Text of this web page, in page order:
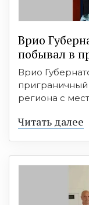
Врио
побывал в
Врио
региона с
Читать далее